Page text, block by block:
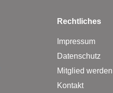
Rechtliches
Impressum
Datenschutz
Mitglied
Kontakt